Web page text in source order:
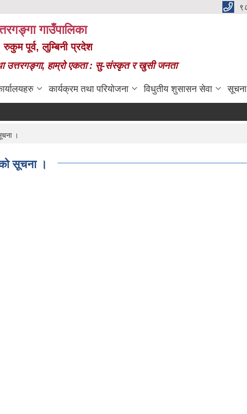
गाउँपालिका
पूर्व, लुम्बिनी प्रदेश
उत्तरगङ्गा, हाम्रो एकता : सु-संस्कृत र खुसी जनता
कार्यक्रम तथा परियोजना विधुतीय शुसासन सेवा
।
सूचना ।